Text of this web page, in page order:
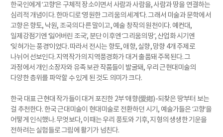
한국인에게 ‘고향’은 구체적 장소이면서 사람과 사람을, 사람과 땅을 연결하는
심리적 개념이다. 한마디로 ‘영원한 그리움의 세계’다. 그래서 미술과 문학에서
고향은 향토, 낙원, 조국의 다른 말이고, 예술 창작의 원천이다. 예컨대,
일제강점기엔 ‘잃어버린 조국’, 분단 이후엔 ‘그리움의 땅’, 산업화 시기엔
‘잊혀가는 풍경’이었다. 따라서 전시는 향토, 애향, 실향, 망향 4개 주제로
나뉘어 선보인다. 지역작가의 지역풍경화가 대거 출품돼 주목된다. 그
과정에서 개인소장자와 유족 보관 작품들이 발굴돼, 우리 근현대미술의
다양한 층위를 파악할 수 있게 된 것도 의미가 크다.
한국 대표 근현대 작가들이 대거 포진한 2부 ‘애향(愛鄕)-되찾은 땅’부터 보는
걸 추천한다. 한국 근대미술이 현대미술로 전환하던 시기, 예술가들은 ‘고향’을
어떻게 인식했나. 무엇보다, 이때는 우리 풍토와 기후, 지형의 생생한 기운을
전하려는 실험들로 그림에 활기가 넘친다.